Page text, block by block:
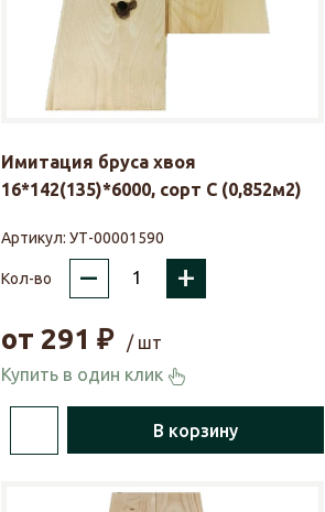
Имитация бруса хвоя
16*142(135)*6000, сорт С (0,852м2)
Артикул: УТ-00001590
Кол-во – +
от 291 ₽
/ шт
Купить в один клик
В корзину